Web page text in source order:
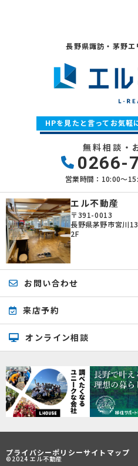
長野県諏訪・茅野
HPを見たと言ってお気軽
無料相談・
0266-
営業時間：10:00〜
エル不動産
〒391-0013
長野県茅野市宮川
2F
お問い合わせ
来店予約
オンライン相談
プライバシーポリシーサイトマップ
©2024 エル不動産